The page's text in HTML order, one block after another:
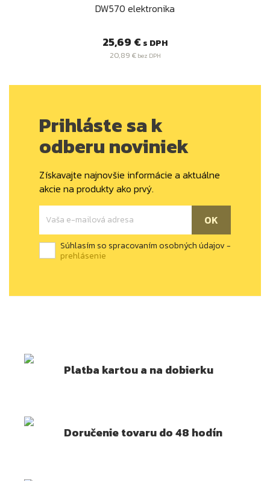
DW570 elektronika
Cena
25,69 € s DPH
20,89 €bez DPH
Prihláste sa k
odberu noviniek
Získavajte najnovšie informácie a aktuálne
akcie na produkty ako prvý.
Súhlasím so spracovaním osobných údajov -
prehlásenie
Platba kartou a na dobierku
Doručenie tovaru do 48 hodín